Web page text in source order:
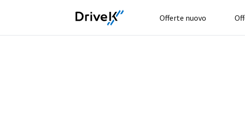
Offerte nuovo